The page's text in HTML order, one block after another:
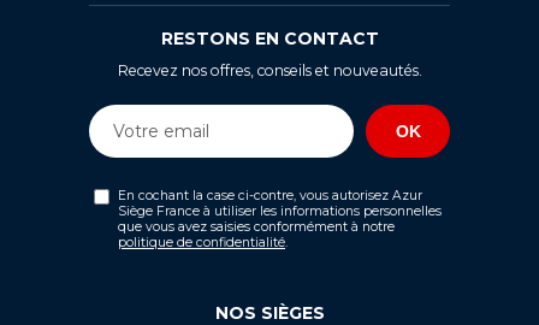
RESTONS EN CONTACT
Recevez nos offres, conseils et nouveautés.
En cochant la case ci-contre, vous autorisez Azur
Siège France à utiliser les informations personnelles
que vous avez saisies conformément à notre
politique de confidentialité
NOS SIÈGES